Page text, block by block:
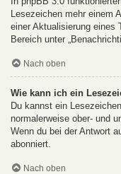
Lesezeichen mehr einem
einer Aktualisierung eines
Bereich unter
Nach oben
Wie kann ich ein
Du kannst ein
normalerweise ober- und
Wenn du bei der Antwort
abonniert.
Nach oben